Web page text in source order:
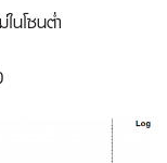
โซนต่ำ